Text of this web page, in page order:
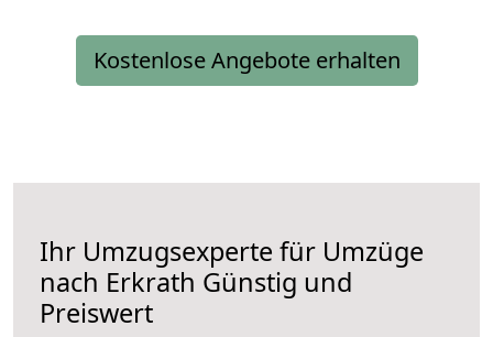
Kostenlose Angebote erhalten
Ihr Umzugsexperte für Umzüge
nach Erkrath Günstig und
Preiswert